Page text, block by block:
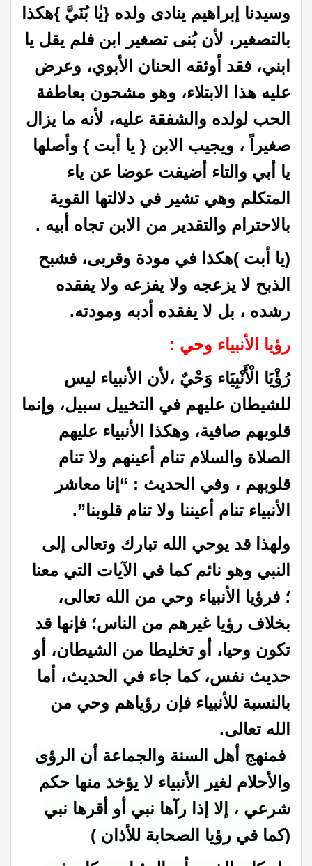
وسيدنا إبراهيم ينادى ولده {يٰا بُنَيَّ }هكذا
بالتصغير، لأن بُنى تصغير ابن فلم يقل يا
ابني، فقد أوثقه الحنان الأبوي، وعرض
عليه هذا الابتلاء، وهو مشحون بعاطفة
الحب لولده والشفقة عليه، لأنه ما يزال
صغيراً ، ويجيب الابن { يا أبت } وأصلها
يا أبي والتاء أضيفت عوضا عن ياء
المتكلم وهي تشير في دلالتها القوية
بالاحترام والتقدير من الابن تجاه أبيه .
(يا أبت )هكذا في مودة وقربى، فشبح
الذبح لا يزعجه ولا يفزعه ولا يفقده
رشده ، بل لا يفقده أدبه ومودته.
رؤيا الأنبياء وحي :
رُؤْيَا الْأَنْبِيَاء وَحْيٌ ،لأن الأنبياء ليس
للشيطان عليهم في التخييل سبيل، وإنما
قلوبهم صافية، وھكذا الأنبیاء علیھم
الصلاة والسلام تنام أعینھم ولا تنام
قلوبھم ، وفي الحديث : “إنا معاشر
الأنبیاء تنام أعیننا ولا تنام قلوبنا”.
ولھذا قد یوحي الله تبارك وتعالى إلى
النبي وھو نائم كما في الآيات التي معنا
؛ فرؤیا الأنبیاء وحي من الله تعالى،
بخلاف رؤیا غیرھم من الناس؛ فإنھا قد
تكون وحیا، أو تخلیطا من الشیطان، أو
حدیث نفس، كما جاء في الحدیث، أما
بالنسبة للأنبیاء فإن رؤیاھم وحي من
الله تعالى.
فمنهج أهل السنة والجماعة أن الرؤى
والأحلام لغير الأنبياء لا يؤخذ منها حكم
شرعي ، إلا إذا رآها نبي أو أقرها نبي
(كما في رؤيا الصحابة للأذان )